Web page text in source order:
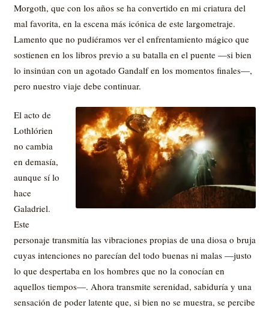
Morgoth, que con los años se ha convertido en mi criatura del
mal favorita, en la escena más icónica de este largometraje.
Lamento que no pudiéramos ver el enfrentamiento mágico que
sostienen en los libros previo a su batalla en el puente —si bien
lo insinúan con un agotado Gandalf en los momentos finales—,
pero nuestro viaje debe continuar.
El acto de
Lothlórien
no cambia
en demasía,
aunque sí lo
hace
Galadriel.
Este
personaje transmitía las vibraciones propias de una diosa o bruja
cuyas intenciones no parecían del todo buenas ni malas —justo
lo que despertaba en los hombres que no la conocían en
aquellos tiempos—. Ahora transmite serenidad, sabiduría y una
sensación de poder latente que, si bien no se muestra, se percibe